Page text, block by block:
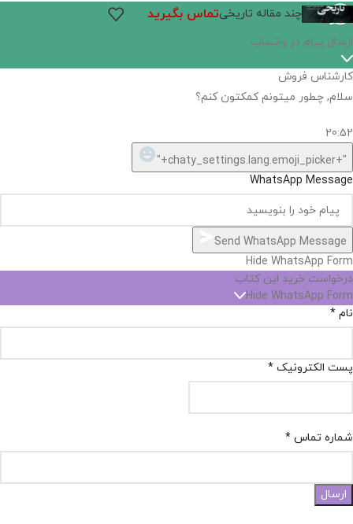
چند مقاله تاریخیتماس بگیرید
ارسال پیام در واتساپ
کارشناس فروش
سلام, چطور میتونم کمکتون کنم؟
20:52
"+chaty_settings.lang.emoji_picker+"
WhatsApp Message
Send WhatsApp Message
Hide WhatsApp Form
درخواست خرید این کتاب
Hide WhatsApp Form
نام *
پست الکترونیک *
شماره تماس *
ارسال